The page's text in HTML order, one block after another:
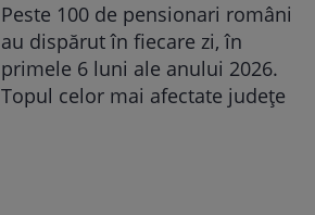
Peste 100 de pensionari români
au dispărut în fiecare zi, în
primele 6 luni ale anului 2026.
Topul celor mai afectate județe